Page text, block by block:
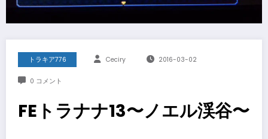
トラキア776 Ceciry 2016-03-02
0 コメント
FEトラナナ13〜ノエル渓谷〜